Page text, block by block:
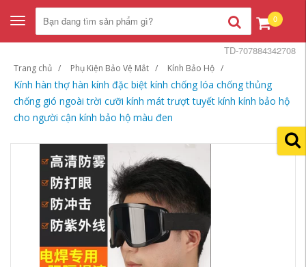
Toggle
navigation
0
Trang chủ Phụ Kiện Bảo Vệ Mắt Kính Bảo Hộ
Kính hàn thợ hàn kính đặc biệt kính chống lóa chống thủng
chống gió ngoài trời cưỡi kính mát trượt tuyết kính kính bảo hộ
cho người cận kính bảo hộ màu đen
TD-707884342708